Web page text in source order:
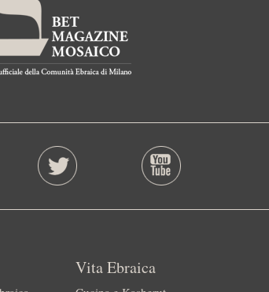
Vita Ebraica